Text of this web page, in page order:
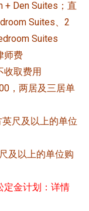
+ Den Suites；直
Suites、2
Suites
师费
收取费用
，两居及三居单
尺及以上的单位
及以上的单位购
定金计划：详情